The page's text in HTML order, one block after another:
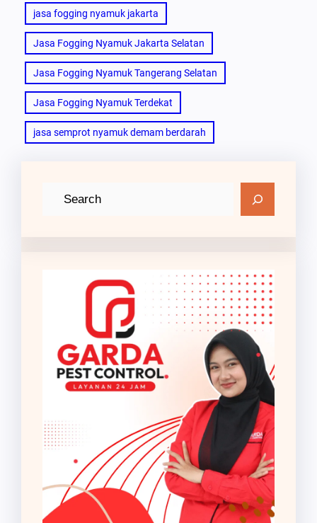
jasa fogging nyamuk jakarta
Jasa Fogging Nyamuk Jakarta Selatan
Jasa Fogging Nyamuk Tangerang Selatan
Jasa Fogging Nyamuk Terdekat
jasa semprot nyamuk demam berdarah